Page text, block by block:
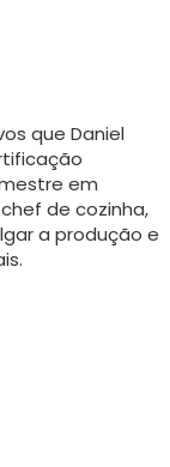
que Daniel
em
de cozinha,
a produção e